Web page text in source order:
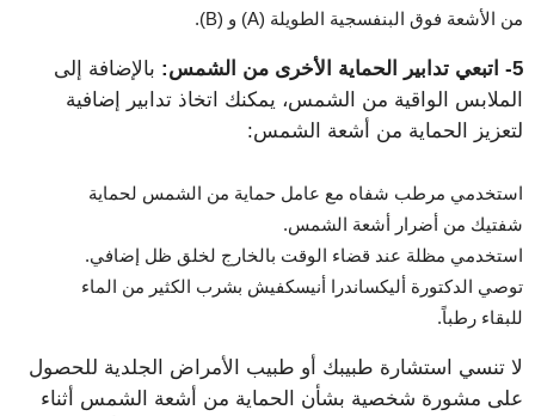
من الأشعة فوق البنفسجية الطويلة (A) و (B).
5- اتبعي تدابير الحماية الأخرى من الشمس:
بالإضافة إلى
الملابس الواقية من الشمس، يمكنك اتخاذ تدابير إضافية
لتعزيز الحماية من أشعة الشمس:
استخدمي مرطب شفاه مع عامل حماية من الشمس لحماية
شفتيك من أضرار أشعة الشمس.
استخدمي مظلة عند قضاء الوقت بالخارج لخلق ظل إضافي.
توصي الدكتورة أليكساندرا أنيسكفيش بشرب الكثير من الماء
للبقاء رطباً.
لا تنسي استشارة طبيبك أو طبيب الأمراض الجلدية للحصول
على مشورة شخصية بشأن الحماية من أشعة الشمس أثناء